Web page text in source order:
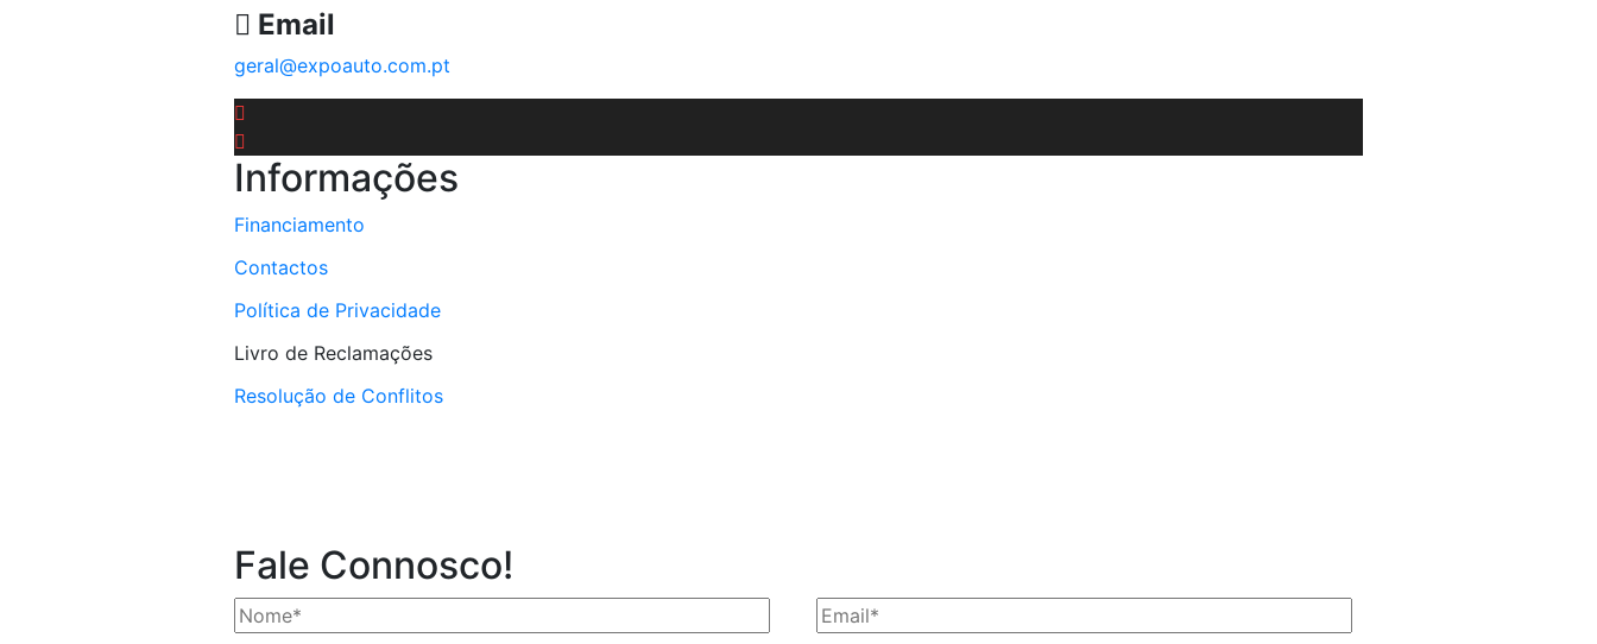
Email
geral@expoauto.com.pt
Informações
Financiamento
Contactos
Política de Privacidade
Livro de Reclamações
Resolução de Conflitos
Fale Connosco!